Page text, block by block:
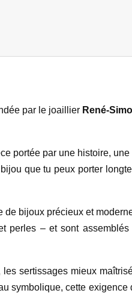
par le joaillier René-
portée par une histoire,
que tu peux porter
bijoux précieux et
perles – et sont
sertissages mieux
symbolique, cette exigence